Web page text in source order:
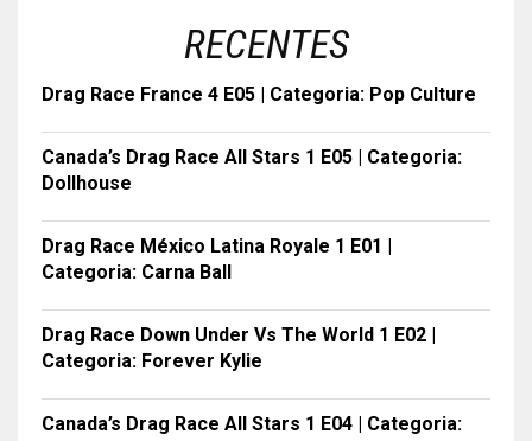
RECENTES
Drag Race France 4 E05 | Categoria: Pop Culture
Canada’s Drag Race All Stars 1 E05 | Categoria:
Dollhouse
Drag Race México Latina Royale 1 E01 |
Categoria: Carna Ball
Drag Race Down Under Vs The World 1 E02 |
Categoria: Forever Kylie
Canada’s Drag Race All Stars 1 E04 | Categoria: